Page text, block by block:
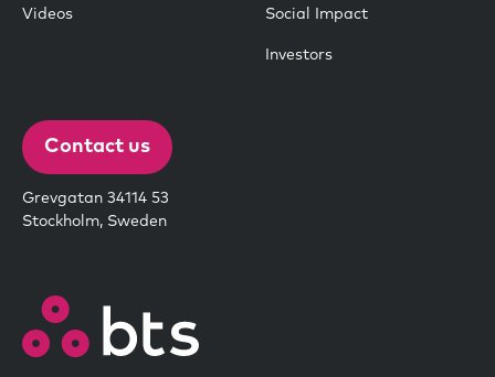
Videos Social Impact
Investors
Contact us
Grevgatan 34114 53
Stockholm, Sweden